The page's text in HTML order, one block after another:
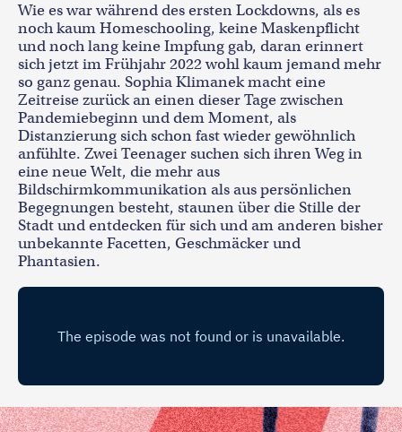
Wie es war während des ersten Lockdowns, als es
noch kaum Homeschooling, keine Maskenpflicht
und noch lang keine Impfung gab, daran erinnert
sich jetzt im Frühjahr 2022 wohl kaum jemand mehr
so ganz genau. Sophia Klimanek macht eine
Zeitreise zurück an einen dieser Tage zwischen
Pandemiebeginn und dem Moment, als
Distanzierung sich schon fast wieder gewöhnlich
anfühlte. Zwei Teenager suchen sich ihren Weg in
eine neue Welt, die mehr aus
Bildschirmkommunikation als aus persönlichen
Begegnungen besteht, staunen über die Stille der
Stadt und entdecken für sich und am anderen bisher
unbekannte Facetten, Geschmäcker und
Phantasien.